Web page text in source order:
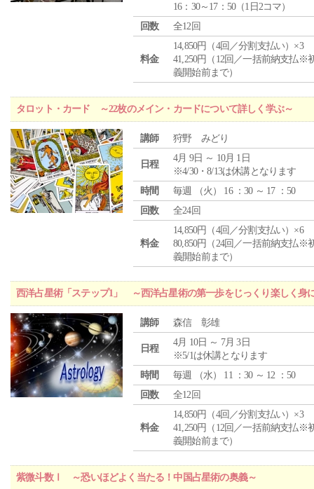
16：30～17：50（1日2コマ）
回数
全12回
料金
14,850円（4回／分割支払い）×3
41,250円（12回／一括前納支払※
義開始前まで）
タロット・カード ～22枚のメイン・カードについて詳しく学ぶ～
講師 狩野 みどり
日程
4月 9日 ～ 10月 1日
※4/30・8/13は休講となります
時間
毎週 （火 ） 16 ：30 ～ 17 ：50
回数
全24回
料金
14,850円（4回／分割支払い）×6
80,850円（24回／一括前納支払※
義開始前まで）
西洋占星術「ステップ1」 ～西洋占星術の第一歩をじっくり楽しく身
講師 森信 彰雄
日程
4月 10日 ～ 7月 3日
※5/1は休講となります
時間
毎週 （水） 11 ：30 ～ 12 ：50
回数
全12回
料金
14,850円（4回／分割支払い）×3
41,250円（12回／一括前納支払※
義開始前まで）
紫微斗数Ⅰ ～恐いほどよく当たる！中国占星術の奥義～